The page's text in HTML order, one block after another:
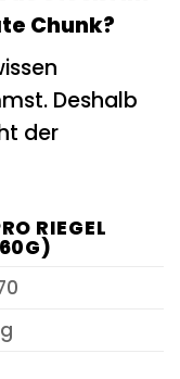
Chunk?
Deshalb
der
RIEGEL